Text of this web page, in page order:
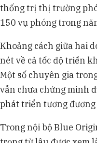
thống trị thị trường
150 vụ phóng trong
Khoảng cách giữa hai
nét về cả tốc độ triển
Một số chuyên gia
vẫn chưa chứng minh
phát triển tương đương
Trong nội bộ Blue